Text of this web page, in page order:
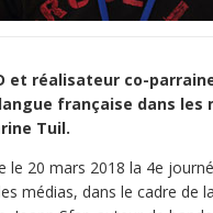
et réalisateur co-
française dans les
Tuil.
le 20 mars 2018 la 4e
médias, dans le cadre de